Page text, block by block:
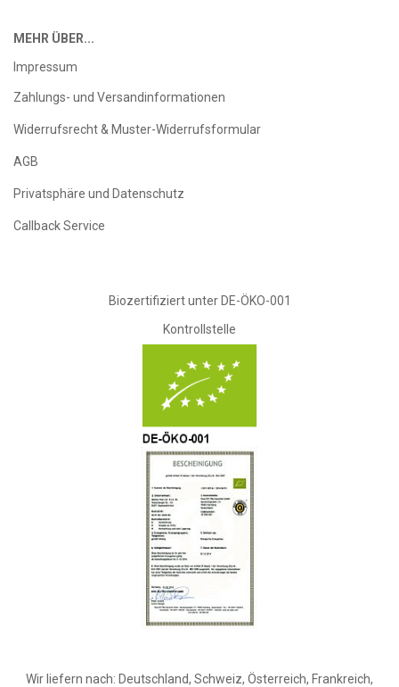
MEHR ÜBER...
Impressum
Zahlungs- und Versandinformationen
Widerrufsrecht & Muster-Widerrufsformular
AGB
Privatsphäre und Datenschutz
Callback Service
Biozertifiziert unter DE-ÖKO-001
Kontrollstelle
Wir liefern nach: Deutschland, Schweiz, Österreich, Frankreich,